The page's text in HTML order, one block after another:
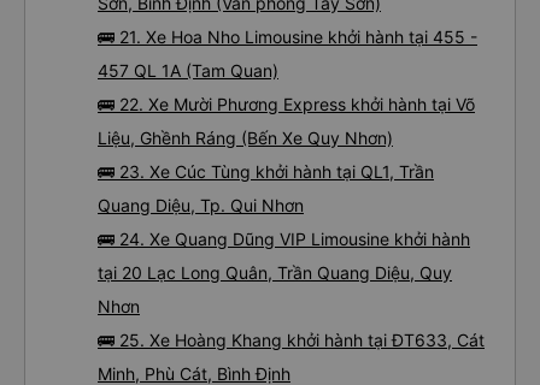
🚌 21. Xe Hoa Nho Limousine khởi hành tại 455 -
457 QL 1A (Tam Quan)
🚌 22. Xe Mười Phương Express khởi hành tại Võ
Liệu, Ghềnh Ráng (Bến Xe Quy Nhơn)
🚌 23. Xe Cúc Tùng khởi hành tại QL1, Trần
Quang Diệu, Tp. Qui Nhơn
🚌 24. Xe Quang Dũng VIP Limousine khởi hành
tại 20 Lạc Long Quân, Trần Quang Diệu, Quy
Nhơn
🚌 25. Xe Hoàng Khang khởi hành tại ĐT633, Cát
Minh, Phù Cát, Bình Định